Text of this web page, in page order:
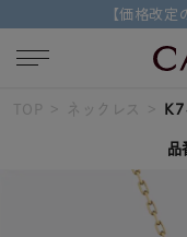
【価格改
人気検索キーワード
TOP ネックレス K7
品